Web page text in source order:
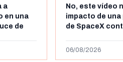
a
en una
de
de
No, este vídeo
impacto de una
de SpaceX
menos abril de
06/08/2026